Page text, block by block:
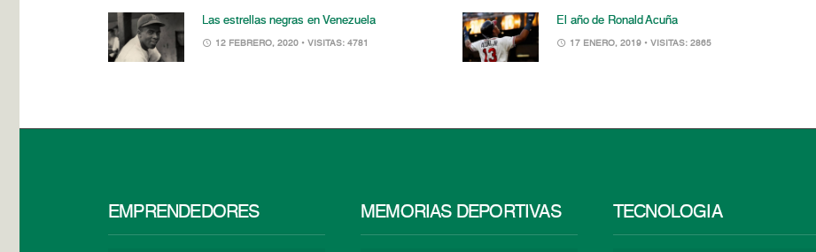
Las estrellas negras en Venezuela
12 FEBRERO, 2020 • VISITAS: 4781
El año de Ronald Acuña
17 ENERO, 2019 • VISITAS: 2865
EMPRENDEDORES MEMORIAS DEPORTIVAS TECNOLOGÍA